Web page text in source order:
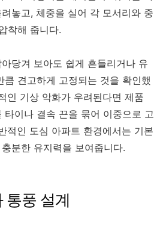
놓고, 체중을 실어 각 모서리와 중
착해 줍니다.
당겨 보아도 쉽게 흔들리거나 유
큼 견고하게 고정되는 것을 확인했
인 기상 악화가 우려된다면 제품
타이나 결속 끈을 묶어 이중으로 고
적인 도심 아파트 환경에서는 기본
분한 유지력을 보여줍니다.
통풍 설계